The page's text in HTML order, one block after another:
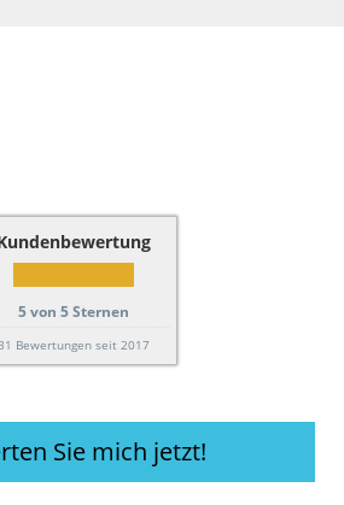
5von 5Sternen
Bewertungen seit 2017
Sie mich jetzt!